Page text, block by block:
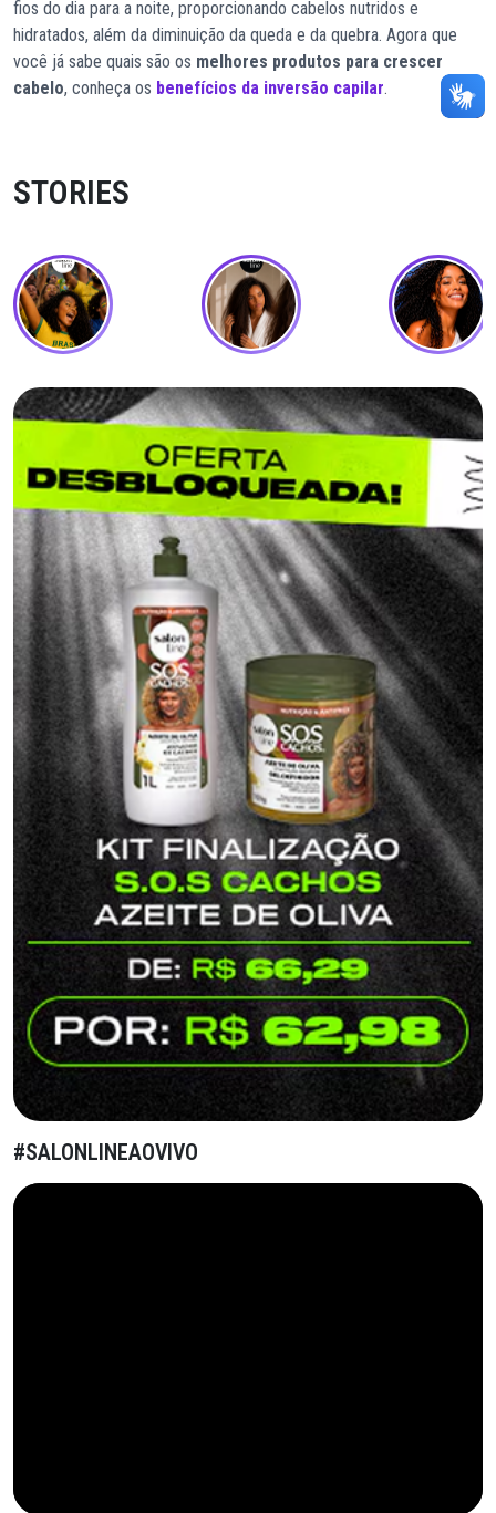
fios do dia para a noite, proporcionando cabelos nutridos e
hidratados, além da diminuição da queda e da quebra. Agora que
você já sabe quais são os melhores produtos para crescer
cabelo, conheça os benefícios da inversão capilar.
STORIES
#SALONLINEAOVIVO